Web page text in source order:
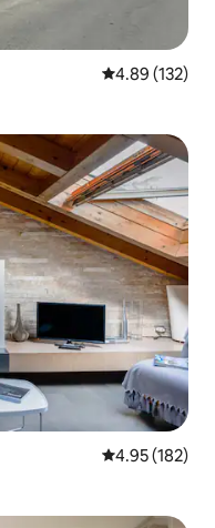
Meánrátáil
4.89 (132)
Meánrátáil
4.95 (182)